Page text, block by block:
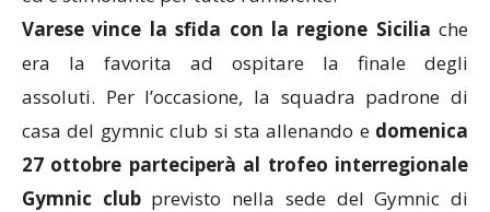
Varese vince la sfida con la regione Sicilia che
era la favorita ad ospitare la finale degli
assoluti. Per l’occasione, la squadra padrone di
casa del gymnic club si sta allenando e domenica
27 ottobre parteciperà al trofeo interregionale
Gymnic clubprevisto nella sede del Gymnic di